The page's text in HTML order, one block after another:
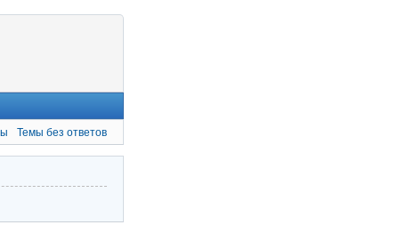
Темы без ответов